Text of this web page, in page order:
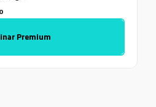
Premium